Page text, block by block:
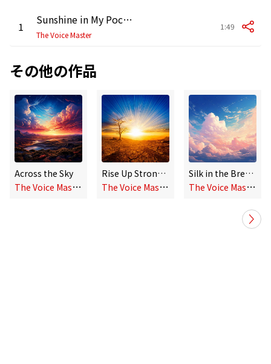
1 Sunshine in My Pocket
The Voice Master
1:49
その他の作品
Across the Sky
T
he Voice Master
Rise Up Stronger
T
he Voice Master
Silk in the Breeze
T
he Voice Master